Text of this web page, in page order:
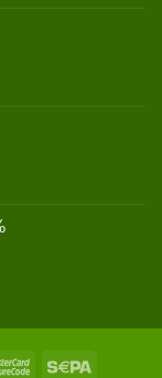
MasterCard